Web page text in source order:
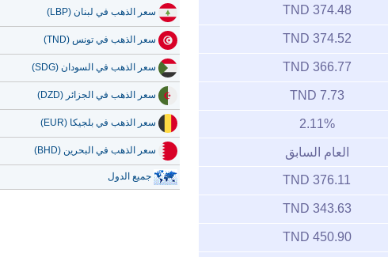
374.48 TND
374.52 TND
366.77 TND
7.73 TND
2.11%
العام السابق
376.11 TND
343.63 TND
450.90 TND
سعر الذهب في لبنان (LBP)
سعر الذهب في تونس (TND)
سعر الذهب في السودان (SDG)
سعر الذهب في الجزائر (DZD)
سعر الذهب في بلجيكا (EUR)
سعر الذهب في البحرين (BHD)
جميع الدول